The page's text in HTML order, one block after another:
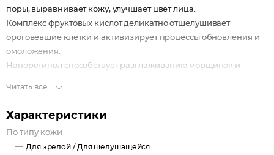
поры, выравнивает кожу, улучшает цвет лица.
Комплекс фруктовых кислот деликатно отшелушивает
ороговевшие клетки и активизирует процессы обновления и
омоложения.
Наноретинол способствует разглаживанию морщинок и
придают коже упругий, свежий и подтянутый вид.
Epidermist преображает кожу, сужает поры, делает цвет лица
свежим и ярким.
Читать все
Характеристики
По типу кожи
Для зрелой / Для шелушащейся